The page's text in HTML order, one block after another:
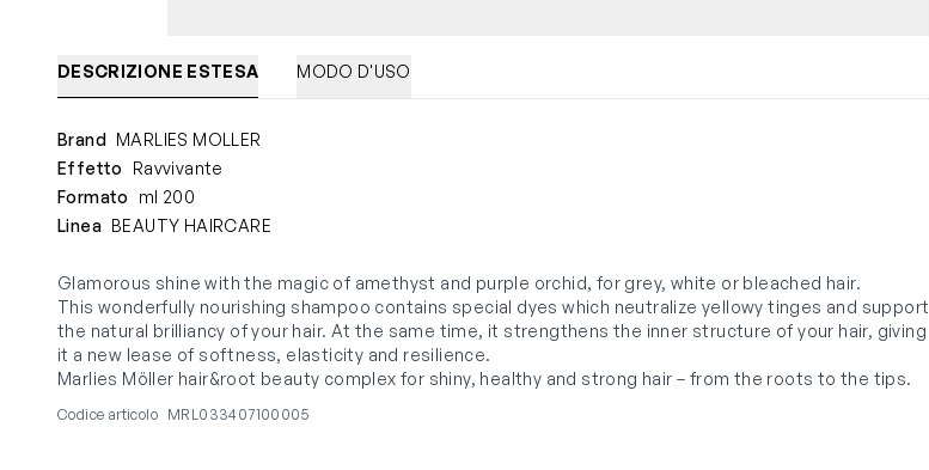
DESCRIZIONE ESTESA MODO D'USO
Brand MARLIES MOLLER
Effetto
Ravvivante
Formato
ml 200
Linea BEAUTY HAIRCARE
Glamorous shine with the magic of amethyst and purple orchid, for grey, white or bleached hair.
This wonderfully nourishing shampoo contains special dyes which neutralize yellowy tinges and support
the natural brilliancy of your hair. At the same time, it strengthens the inner structure of your hair, giving
it a new lease of softness, elasticity and resilience.
Marlies Möller hair&root beauty complex for shiny, healthy and strong hair – from the roots to the tips.
Codice articolo MRL033407100005